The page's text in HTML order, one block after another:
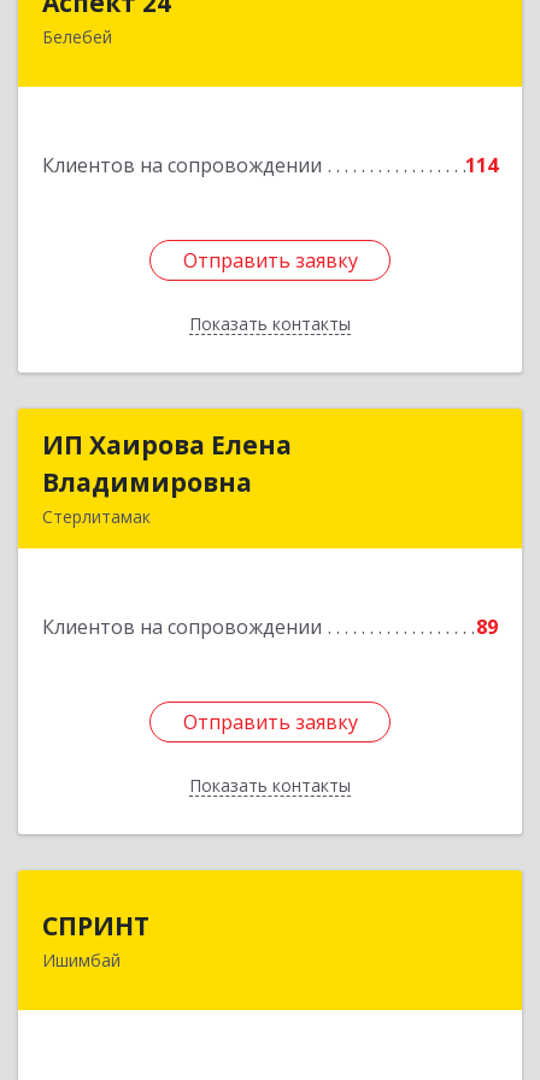
Белебей
Клиентов на сопровождении 114
Отправить заявку
Показать контакты
452000, Башкортостан Респ, Белебей г, им
Отправить заявку
Назад
ИП Хаирова Елена
Владимировна
Стерлитамак
Клиентов на сопровождении 89
Отправить заявку
Показать контакты
ИП Хаирова Елена
Отправить заявку
Назад
СПРИНТ
Ишимбай
453201, Башкортостан Респ, Ишимбайский р-н,